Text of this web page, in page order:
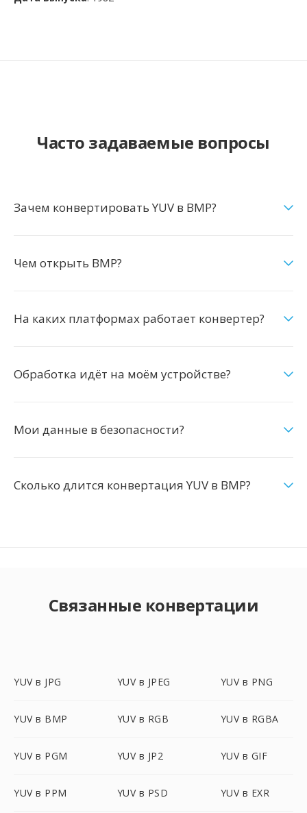
Часто задаваемые вопросы
Зачем конвертировать YUV в BMP?
Чем открыть BMP?
На каких платформах работает конвертер?
Обработка идёт на моём устройстве?
Мои данные в безопасности?
Сколько длится конвертация YUV в BMP?
Связанные конвертации
YUV в JPG YUV в JPEG YUV в PNG
YUV в BMP YUV в RGB YUV в RGBA
YUV в PGM YUV в JP2 YUV в GIF
YUV в PPM YUV в PSD YUV в EXR